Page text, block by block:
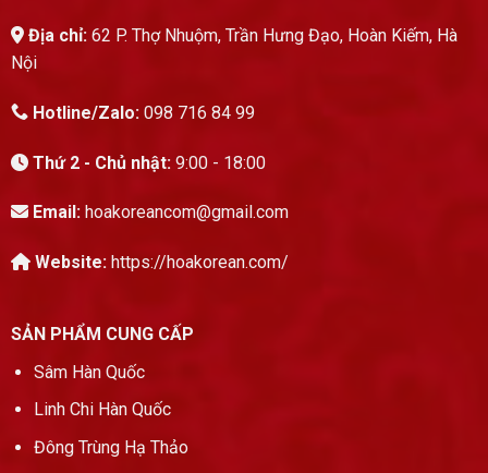
Địa chỉ:62 P. Thợ Nhuộm, Trần Hưng Đạo, Hoàn Kiếm, Hà
Nội
Hotline/Zalo: 098 716 84 99
Thứ 2 - Chủ nhật:9:00 - 18:00
Email: hoakoreancom@gmail.com
Website: https://hoakorean.com/
SẢN PHẨM CUNG CẤP
Sâm Hàn Quốc
Linh Chi Hàn Quốc
Đông Trùng Hạ Thảo